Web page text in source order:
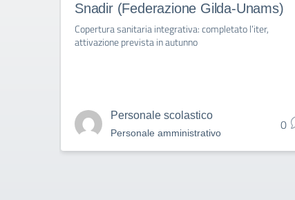
Snadir (Federazione Gilda-Unams)
Copertura sanitaria integrativa: completato l’iter,
attivazione prevista in autunno
Personale scolastico
Personale amministrativo 0